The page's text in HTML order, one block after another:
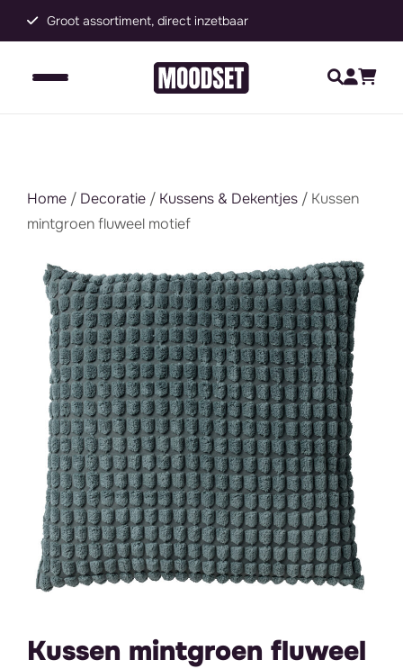
Groot assortiment, direct inzetbaar
Home / Decoratie / Kussens & Dekentjes / Kussen
mintgroen fluweel motief
Kussen mintgroen fluweel